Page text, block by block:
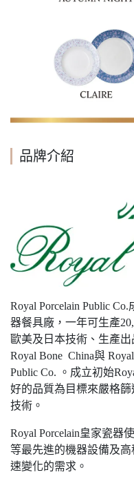
品牌介紹
Royal Porcelain Public
器餐具廠，一年可生產
歐美及日本技術、生產
Royal Bone China與
Public Co. 。成立初始
好的品質為目標來嚴格
技術。
Royal Porcelain皇家瓷器
等最先進的機器設備及
速變化的需求。